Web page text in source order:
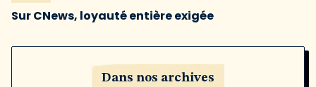
Sur CNews, loyauté entière exigée
Dans nos archives